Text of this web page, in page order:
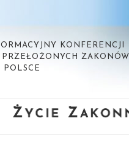
KONFERENCJI
PRZEŁOŻONYCH ZAKONÓW
POLSCE